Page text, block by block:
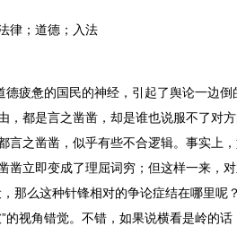
律；道德；入法
德疲惫的国民的神经，引起了舆论一边
，都是言之凿凿，却是谁也说服不了对
言之凿凿，似乎有些不合逻辑。事实上
凿立即变成了理屈词穷；但这样一来，
那么这种针锋相对的争论症结在哪里呢
的视角错觉。不错，如果说横看是岭的